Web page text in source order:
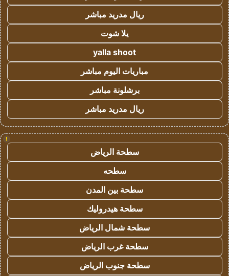
ريال مدريد مباشر
يلا شوت
yalla shoot
مباريات اليوم مباشر
برشلونة مباشر
ريال مدريد مباشر
!
سطحة الرياض
سطحه
سطحة بين المدن
سطحة هيدروليك
سطحة شمال الرياض
سطحة غرب الرياض
سطحة جنوب الرياض